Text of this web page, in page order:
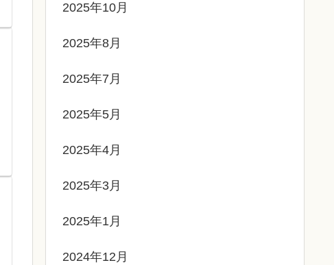
2025年10月
2025年8月
2025年7月
2025年5月
2025年4月
2025年3月
2025年1月
2024年12月